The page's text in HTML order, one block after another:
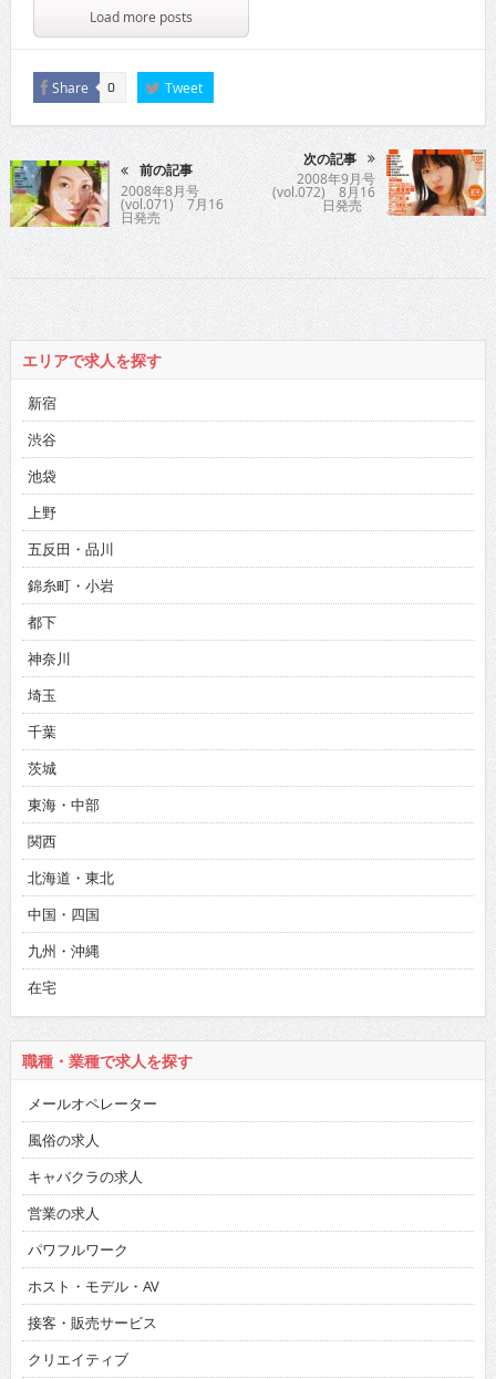
Load more posts
Share 0 Tweet
前の記事
2008年8月号
(vol.071) 7月16
日発売
次の記事
2008年9月号
(vol.072) 8月16
日発売
エリアで求人を探す
新宿
渋谷
池袋
上野
五反田・品川
錦糸町・小岩
都下
神奈川
埼玉
千葉
茨城
東海・中部
関西
北海道・東北
中国・四国
九州・沖縄
在宅
職種・業種で求人を探す
メールオペレーター
風俗の求人
キャバクラの求人
営業の求人
パワフルワーク
ホスト・モデル・AV
接客・販売サービス
クリエイティブ